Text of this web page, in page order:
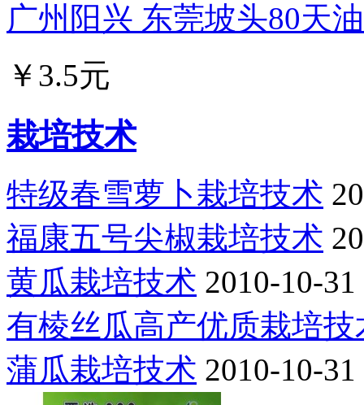
广州阳兴 东莞坡头80天
￥3.5元
栽培技术
特级春雪萝卜栽培技术
福康五号尖椒栽培技术
黄瓜栽培技术 2010-10-31
有棱丝瓜高产优质栽培技
蒲瓜栽培技术 2010-10-31